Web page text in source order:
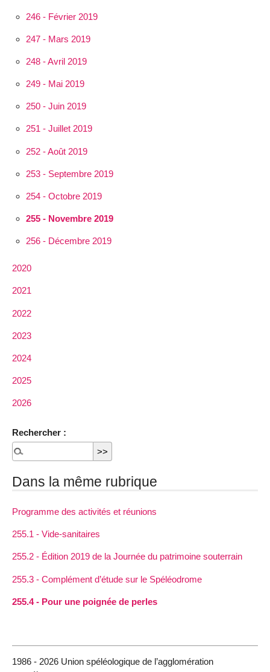
246 - Février 2019
247 - Mars 2019
248 - Avril 2019
249 - Mai 2019
250 - Juin 2019
251 - Juillet 2019
252 - Août 2019
253 - Septembre 2019
254 - Octobre 2019
255 - Novembre 2019
256 - Décembre 2019
2020
2021
2022
2023
2024
2025
2026
Rechercher :
Dans la même rubrique
Programme des activités et réunions
255.1 - Vide-sanitaires
255.2 - Édition 2019 de la Journée du patrimoine souterrain
255.3 - Complément d’étude sur le Spéléodrome
255.4 - Pour une poignée de perles
1986 - 2026 Union spéléologique de l’agglomération